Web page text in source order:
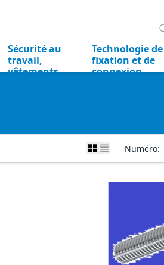
Sécurité au
travail,
vêtements
Technologie de
fixation et de
connexion
Numéro: